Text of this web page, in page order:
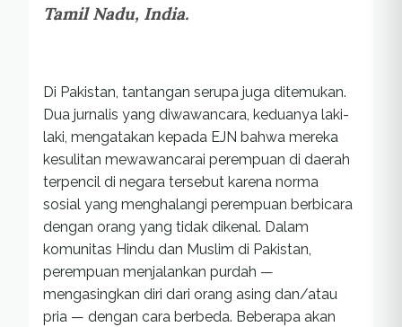
Tamil Nadu, India.
Di Pakistan, tantangan serupa juga ditemukan.
Dua jurnalis yang diwawancara, keduanya laki-
laki, mengatakan kepada EJN bahwa mereka
kesulitan mewawancarai perempuan di daerah
terpencil di negara tersebut karena norma
sosial yang menghalangi perempuan berbicara
dengan orang yang tidak dikenal. Dalam
komunitas Hindu dan Muslim di Pakistan,
perempuan menjalankan purdah —
mengasingkan diri dari orang asing dan/atau
pria — dengan cara berbeda. Beberapa akan